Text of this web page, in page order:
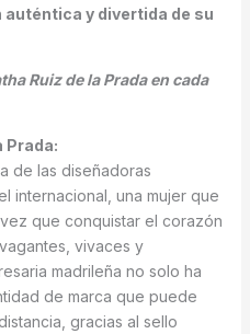
auténtica y divertida de su
Ruiz de la Prada en cada
Prada:
de las diseñadoras
internacional, una mujer que
que conquistar el corazón
vivaces y
madrileña no solo ha
de marca que puede
gracias al sello